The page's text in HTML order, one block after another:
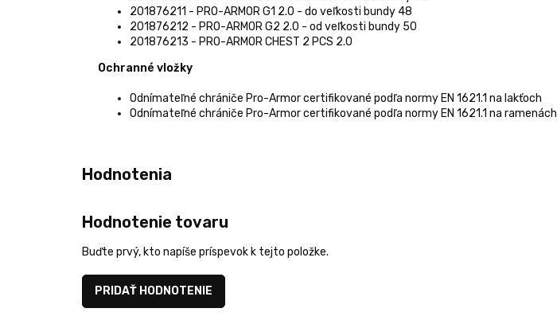
201876211 - PRO-ARMOR G1 2.0 - do veľkosti bundy 48
201876212 - PRO-ARMOR G2 2.0 - od veľkosti bundy 50
201876213 - PRO-ARMOR CHEST 2 PCS 2.0
Ochranné vložky
Odnímateľné chrániče Pro-Armor certifikované podľa normy EN 1621.1 na lakťoch
Odnímateľné chrániče Pro-Armor certifikované podľa normy EN 1621.1 na ramenách
Hodnotenie tovaru
Buďte prvý, kto napíše príspevok k tejto položke.
PRIDAŤ HODNOTENIE